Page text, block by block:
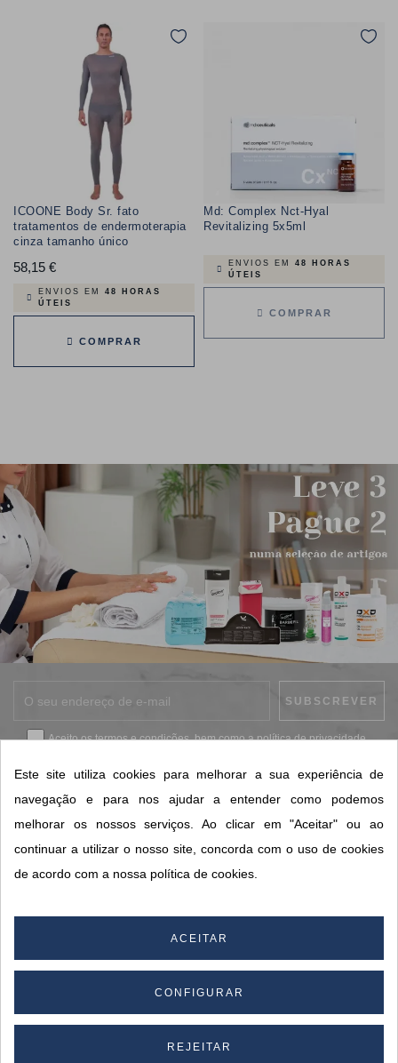
ICOONE Body Sr. fato
tratamentos de endermoterapia
cinza tamanho único
58,15 €Preço
ENVIOS EM 48 HORAS
ÚTEIS
COMPRAR
Md: Complex Nct-Hyal
Revitalizing 5x5ml
ENVIOS EM 48 HORAS
ÚTEIS
COMPRAR
Aceito ostermos e condições, bem como apolítica de privacidade.
CONTACTOS SORISA
Este site utiliza cookies para melhorar a sua experiência de
navegação e para nos ajudar a entender como podemos
melhorar os nossos serviços. Ao clicar em "Aceitar" ou ao
continuar a utilizar o nosso site, concorda com o uso de cookies
de acordo com a nossa política de cookies.
ACEITAR
CONFIGURAR
REJEITAR